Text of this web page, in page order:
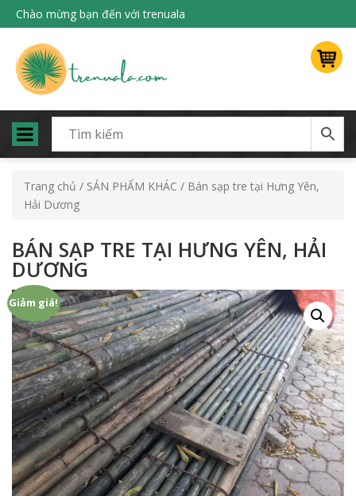
Chào mừng bạn đến với trenuala
Trang chủ / SẢN PHẨM KHÁC / Bán sạp tre tại Hưng Yên,
Hải Dương
BÁN SẠP TRE TẠI HƯNG YÊN, HẢI
DƯƠNG
Giảm giá!